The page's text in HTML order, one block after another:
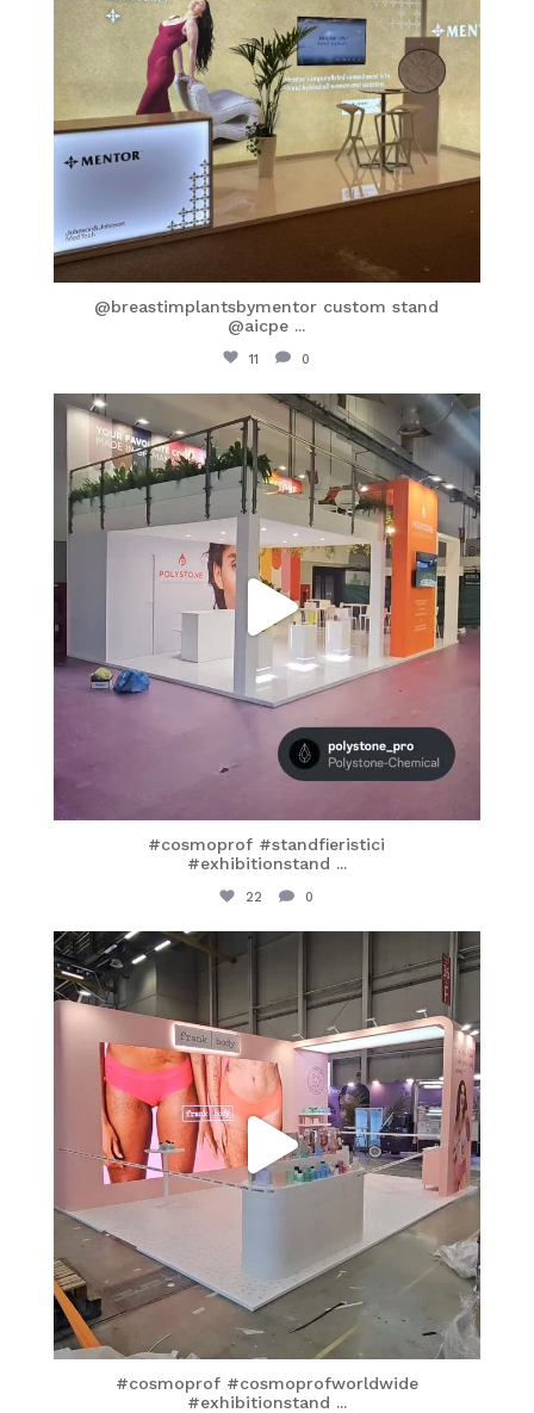
@breastimplantsbymentor custom stand
@aicpe ...
11 0
itaprosrl
Mar 30
#cosmoprof #standfieristici
#exhibitionstand ...
22 0
#cosmoprof #cosmoprofworldwide
#exhibitionstand ...